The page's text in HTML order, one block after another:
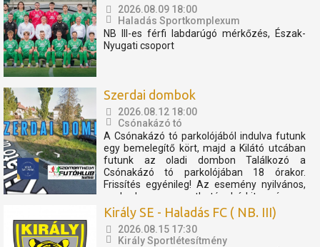
2026.08.09 18:00
Haladás Sportkomplexum
NB III-es férfi labdarúgó mérkőzés, Észak-
Nyugati csoport
Szerdai dombok
2026.08.12 18:00
Csónakázó tó
A Csónakázó tó parkolójából indulva futunk
egy bemelegítő kört, majd a Kilátó utcában
futunk az oladi dombon Találkozó a
Csónakázó tó parkolójában 18 órakor.
Frissítés egyénileg! Az esemény nyilvános,
szabadon megosztható, bárkit szívesen
látunk. Az eseményen résztvevők
elfogadják, hogy az eseményről...
Király SE - Haladás FC ( NB. III)
2026.08.15 17:30
Király Sportlétesítmény